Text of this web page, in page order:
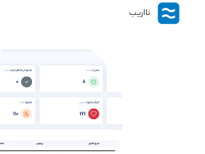
نااریب